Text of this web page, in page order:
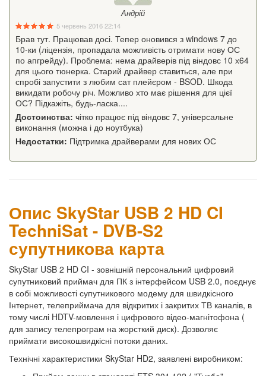
Андрій
5 червень 2016 22:14
Брав тут. Працював досі. Тепер оновився з windows 7 до
10-ки (ліцензія, пропадала можливість отримати нову ОС
по апгрейду). Проблема: нема драйверів під віндовс 10 х64
для цього тюнерка. Старий драйвер ставиться, але при
спробі запустити з любим сат плейєром - BSOD. Шкода
викидати робочу річ. Можливо хто має рішення для цієї
ОС? Підкажіть, будь-ласка....
Достоинства: чітко працює під віндовс 7, універсальне
виконання (можна і до ноутбука)
Недостатки: Підтримка драйверами для нових ОС
Опис SkyStar USB 2 HD CI
TechniSat - DVB-S2
супутникова карта
SkyStar USB 2 HD CI - зовнішній персональний цифровий
супутниковий приймач для ПК з інтерфейсом USB 2.0, поєднує
в собі можливості супутникового модему для швидкісного
Інтернет, телеприймача для відкритих і закритих ТВ каналів, в
тому числі HDTV-мовлення і цифрового відео-магнітофона (
для запису телепрограм на жорсткий диск). Дозволяє
приймати високошвидкісні потоки даних.
Технічні характеристики SkyStar HD2, заявлені виробником: